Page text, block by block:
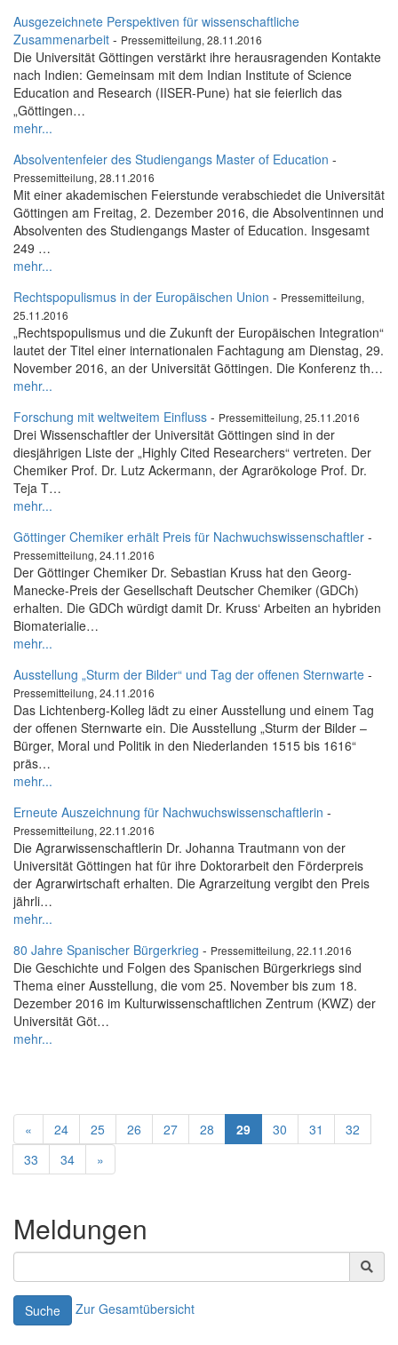
Ausgezeichnete Perspektiven für wissenschaftliche
Zusammenarbeit - Pressemitteilung, 28.11.2016
Die Universität Göttingen verstärkt ihre herausragenden Kontakte
nach Indien: Gemeinsam mit dem Indian Institute of Science
Education and Research (IISER-Pune) hat sie feierlich das
„Göttingen…
mehr...
Absolventenfeier des Studiengangs Master of Education -
Pressemitteilung, 28.11.2016
Mit einer akademischen Feierstunde verabschiedet die Universität
Göttingen am Freitag, 2. Dezember 2016, die Absolventinnen und
Absolventen des Studiengangs Master of Education. Insgesamt
249 …
mehr...
Rechtspopulismus in der Europäischen Union - Pressemitteilung,
25.11.2016
„Rechtspopulismus und die Zukunft der Europäischen Integration“
lautet der Titel einer internationalen Fachtagung am Dienstag, 29.
November 2016, an der Universität Göttingen. Die Konferenz th…
mehr...
Forschung mit weltweitem Einfluss - Pressemitteilung, 25.11.2016
Drei Wissenschaftler der Universität Göttingen sind in der
diesjährigen Liste der „Highly Cited Researchers“ vertreten. Der
Chemiker Prof. Dr. Lutz Ackermann, der Agrarökologe Prof. Dr.
Teja T…
mehr...
Göttinger Chemiker erhält Preis für Nachwuchswissenschaftler -
Pressemitteilung, 24.11.2016
Der Göttinger Chemiker Dr. Sebastian Kruss hat den Georg-
Manecke-Preis der Gesellschaft Deutscher Chemiker (GDCh)
erhalten. Die GDCh würdigt damit Dr. Kruss‘ Arbeiten an hybriden
Biomaterialie…
mehr...
Ausstellung „Sturm der Bilder“ und Tag der offenen Sternwarte -
Pressemitteilung, 24.11.2016
Das Lichtenberg-Kolleg lädt zu einer Ausstellung und einem Tag
der offenen Sternwarte ein. Die Ausstellung „Sturm der Bilder –
Bürger, Moral und Politik in den Niederlanden 1515 bis 1616“
präs…
mehr...
Erneute Auszeichnung für Nachwuchswissenschaftlerin -
Pressemitteilung, 22.11.2016
Die Agrarwissenschaftlerin Dr. Johanna Trautmann von der
Universität Göttingen hat für ihre Doktorarbeit den Förderpreis
der Agrarwirtschaft erhalten. Die Agrarzeitung vergibt den Preis
jährli…
mehr...
80 Jahre Spanischer Bürgerkrieg - Pressemitteilung, 22.11.2016
Die Geschichte und Folgen des Spanischen Bürgerkriegs sind
Thema einer Ausstellung, die vom 25. November bis zum 18.
Dezember 2016 im Kulturwissenschaftlichen Zentrum (KWZ) der
Universität Göt…
mehr...
« 24 25 26 27 28 29 30 31
32
33
34 »
Meldungen
Suche Zur Gesamtübersicht